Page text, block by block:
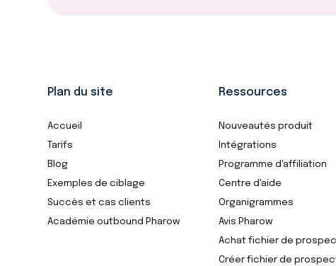
Plan du site
Accueil
Tarifs
Blog
Exemples de ciblage
Succès et cas clients
Académie outbound Pharow
Ressources
Nouveautés produit
Intégrations
Programme d'affiliation
Centre d'aide
Organigrammes
Avis Pharow
Achat fichier de
Créer fichier de